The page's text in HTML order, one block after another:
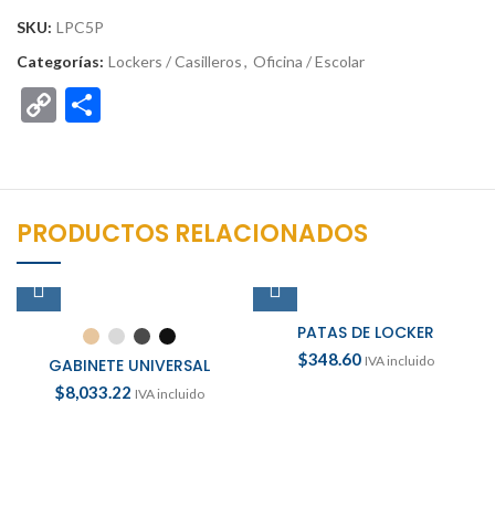
SKU: LPC5P
Categorías: Lockers / Casilleros, Oficina / Escolar
Copy
PRODUCTOS RELACIONADOS
GABINETE UNIVERSAL
$8,033.22 IVA incluido
PATAS DE LOCKER
$348.60 IVA incluido